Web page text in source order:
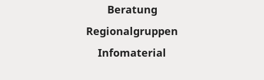
Beratung
Regionalgruppen
Infomaterial